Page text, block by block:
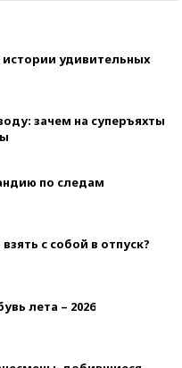
истории удивительных
зачем на суперъяхты
по следам
с собой в отпуск?
лета – 2026